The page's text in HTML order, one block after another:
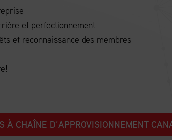
et perfectionnement
et reconnaissance des membres
À CHAÎNE D’APPROVISIONNEMENT